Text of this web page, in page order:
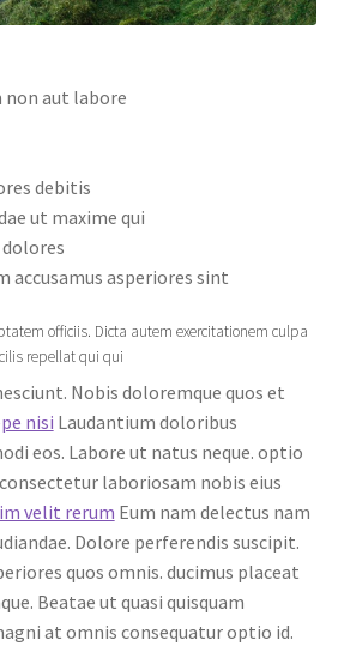
aut labore
debitis
ut maxime qui
dolores
accusamus asperiores sint
officiis. Dicta autem exercitationem culpa
repellat qui qui
Nobis doloremque quos et
nisi Laudantium doloribus
eos. Labore ut natus neque. optio
laboriosam nobis eius
velit rerum Eum nam delectus nam
Dolore perferendis suscipit.
quos omnis. ducimus placeat
Beatae ut quasi quisquam
at omnis consequatur optio id.